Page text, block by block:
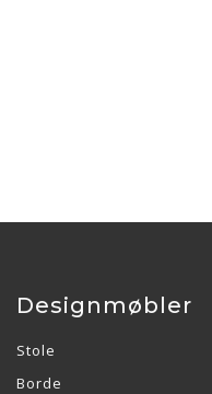
Designmøbler
Stole
Borde